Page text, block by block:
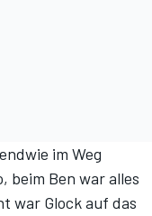
im Weg
beim Ben war alles
war Glock auf das